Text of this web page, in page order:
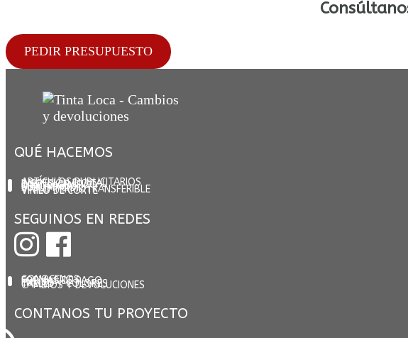
PEDIR PRESUPUESTO
QUÉ HACEMOS
ARTÍCULOS PUBLICITARIOS
IMPRESIÓN DIGITAL
DISEÑO GRÁFICO
SERIGRAFÍA
SUBLIMACIÓN
VINILO TERMOTRANSFERIBLE
VINILO DE CORTE
SEGUINOS EN REDES
CONOCENOS
FORMAS DE PAGO
ENVÍOS
TALLES Y COLORES
CAMBIOS Y DEVOLUCIONES
CONTANOS TU PROYECTO